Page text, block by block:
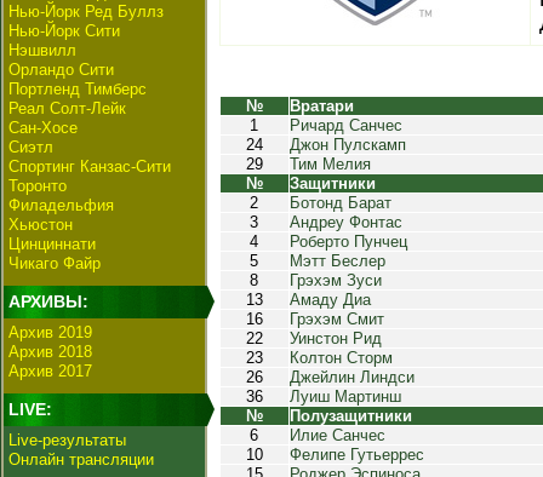
Нью-Йорк Ред Буллз
Нью-Йорк Сити
Нэшвилл
Орландо Сити
Портленд Тимберс
Реал Солт-Лейк
Сан-Хосе
Сиэтл
Спортинг Канзас-Сити
Торонто
Филадельфия
Хьюстон
Цинциннати
Чикаго Файр
АРХИВЫ:
Архив 2019
Архив 2018
Архив 2017
LIVE:
Live-результаты
Онлайн трансляции
№
Вратари
1
Ричард Санчес
24
Джон Пулскамп
29
Тим Мелия
№
Защитники
2
Ботонд Барат
3
Андреу Фонтас
4
Роберто Пунчец
5
Мэтт Беслер
8
Грэхэм Зуси
13
Амаду Диа
16
Грэхэм Смит
22
Уинстон Рид
23
Колтон Сторм
26
Джейлин Линдси
36
Луиш Мартинш
№
Полузащитники
6
Илие Санчес
10
Фелипе Гутьеррес